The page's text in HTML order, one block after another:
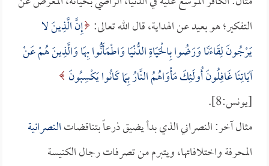
التفكير؛ هو بعيد عن الهداية، قال الله تعالى: إِنَّ الَّذِينَ لا
يَرْجُونَ لِقَاءَنَا وَرَضُوا بِالْحَيَاةِ الدُّنْيَا وَاطْمَأَنُّوا بِهَا وَالَّذِينَ هُمْ عَنْ
آيَاتِنَا غَافِلُونَ أُولَئِكَ مَأْوَاهُمُ النَّارُ بِمَا كَانُوا يَكْسِبُونَ
[يونس:8].
مثال آخر: النصراني الذي بدأ يضيق ذرعاً بتناقضاتالنصرانية
المحرفة واختلافاتها، ويتبرم من تصرفات رجال الكنيسة